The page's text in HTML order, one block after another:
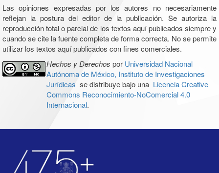
Las opiniones expresadas por los autores no necesariamente
reflejan la postura del editor de la publicación. Se autoriza la
reproducción total o parcial de los textos aquí publicados siempre y
cuando se cite la fuente completa de forma correcta. No se permite
utilizar los textos aquí publicados con fines comerciales.
Hechos y Derechos por Universidad Nacional
Autónoma de México, Instituto de Investigaciones
Jurídicas se distribuye bajo una Licencia Creative
Commons Reconocimiento-NoComercial 4.0
Internacional.